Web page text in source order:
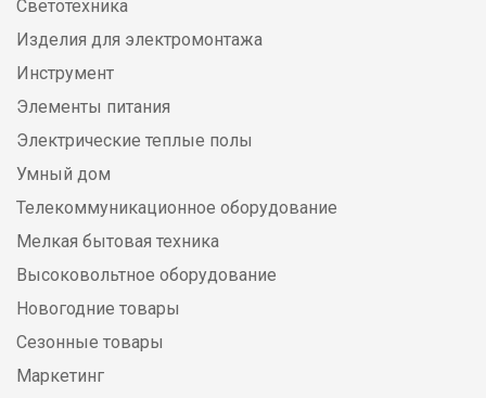
Светотехника
Изделия для электромонтажа
Инструмент
Элементы питания
Электрические теплые полы
Умный дом
Телекоммуникационное оборудование
Мелкая бытовая техника
Высоковольтное оборудование
Новогодние товары
Сезонные товары
Маркетинг